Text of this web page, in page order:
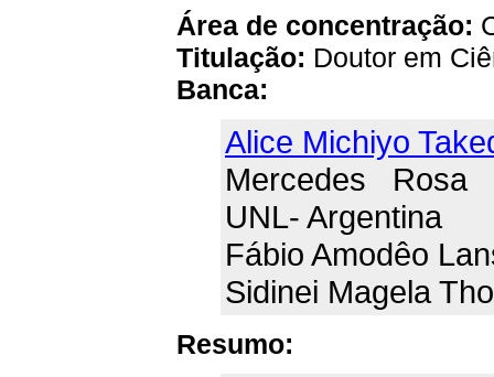
Área de concentração:
Titulação: Doutor em
Banca:
Alice Michiyo
Mercedes Rosa
UNL- Argentina
Fábio Amodêo
Sidinei Magela
Resumo: